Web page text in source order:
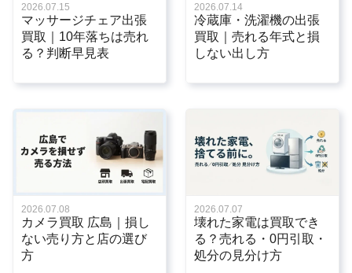
2026.07.15
マッサージチェア出張
買取｜10年落ちは売れ
る？判断早見表
2026.07.14
冷蔵庫・洗濯機の出張
買取｜売れる年式と損
しない出し方
2026.07.08
カメラ買取 広島｜損し
ない売り方と店の選び
方
2026.07.07
壊れた家電は買取でき
る？売れる・0円引取・
処分の見分け方